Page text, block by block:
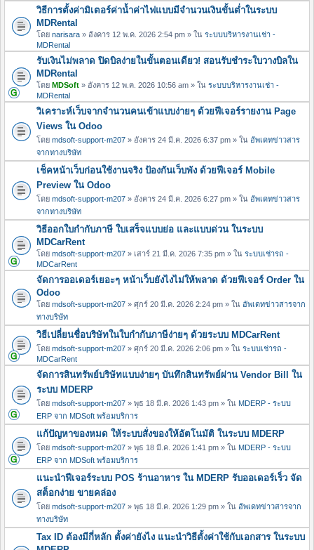
วิธีการตั้งค่ามิเตอร์ค่าน้ำค่าไฟแบบมีจำนวนเงินขั้นต่ำในระบบ
MDRental
โดย narisara » อังคาร 12 พ.ค. 2026 2:54 pm » ใน ระบบบริหารงานเช่า -
MDRental
รับเงินไม่พลาด ปิดบิลง่ายในขั้นตอนเดียว! สอนรับชำระใบวางบิลใน
MDRental
โดย MDSoft » อังคาร 12 พ.ค. 2026 10:56 am » ใน ระบบบริหารงานเช่า -
MDRental
วิเคราะห์เว็บจากจำนวนคนเข้าแบบง่ายๆ ด้วยฟีเจอร์รายงาน Page
Views ใน Odoo
โดย mdsoft-support-m207 » อังคาร 24 มี.ค. 2026 6:37 pm » ใน อัพเดทข่าวสาร
จากทางบริษัท
เช็คหน้าเว็บก่อนใช้งานจริง ป้องกันเว็บพัง ด้วยฟีเจอร์ Mobile
Preview ใน Odoo
โดย mdsoft-support-m207 » อังคาร 24 มี.ค. 2026 6:27 pm » ใน อัพเดทข่าวสาร
จากทางบริษัท
วิธีออกใบกำกับภาษี ใบเสร็จแบบย่อ และแบบด่วน ในระบบ
MDCarRent
โดย mdsoft-support-m207 » เสาร์ 21 มี.ค. 2026 7:35 pm » ใน ระบบเช่ารถ -
MDCarRent
จัดการออเดอร์เยอะๆ หน้าเว็บยังไงไม่ให้พลาด ด้วยฟีเจอร์ Order ใน
Odoo
โดย mdsoft-support-m207 » ศุกร์ 20 มี.ค. 2026 2:24 pm » ใน อัพเดทข่าวสารจาก
ทางบริษัท
วิธีเปลี่ยนชื่อบริษัทในใบกำกับภาษีง่ายๆ ด้วยระบบ MDCarRent
โดย mdsoft-support-m207 » ศุกร์ 20 มี.ค. 2026 2:06 pm » ใน ระบบเช่ารถ -
MDCarRent
จัดการสินทรัพย์บริษัทแบบง่ายๆ บันทึกสินทรัพย์ผ่าน Vendor Bill ใน
ระบบ MDERP
โดย mdsoft-support-m207 » พุธ 18 มี.ค. 2026 1:43 pm » ใน MDERP - ระบบ
ERP จาก MDSoft พร้อมบริการ
แก้ปัญหาของหมด ให้ระบบสั่งของให้อัตโนมัติ ในระบบ MDERP
โดย mdsoft-support-m207 » พุธ 18 มี.ค. 2026 1:41 pm » ใน MDERP - ระบบ
ERP จาก MDSoft พร้อมบริการ
แนะนำฟีเจอร์ระบบ POS ร้านอาหาร ใน MDERP รับออเดอร์เร็ว จัด
สต็อกง่าย ขายคล่อง
โดย mdsoft-support-m207 » พุธ 18 มี.ค. 2026 1:29 pm » ใน อัพเดทข่าวสารจาก
ทางบริษัท
Tax ID ต้องมีกี่หลัก ตั้งค่ายังไง แนะนำวิธีตั้งค่าใช้กับเอกสาร ในระบบ